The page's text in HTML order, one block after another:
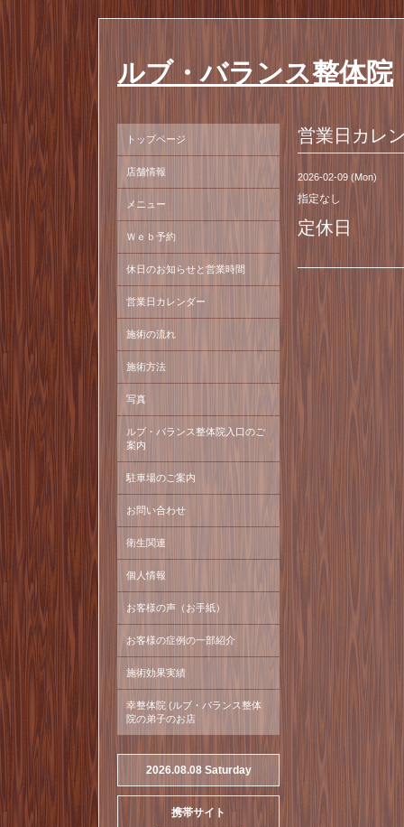
ルブ・バランス整体院
営業日カレ
2026-02-09 (Mon)
指定なし
定休日
トップページ
店舗情報
メニュー
Ｗｅｂ予約
休日のお知らせと営業時間
営業日カレンダー
施術の流れ
施術方法
写真
ルブ・バランス整体院入口のご
案内
駐車場のご案内
お問い合わせ
衛生関連
個人情報
お客様の声（お手紙）
お客様の症例の一部紹介
施術効果実績
幸整体院 (ルブ・バランス整体
院の弟子のお店
2026.08.08 Saturday
携帯サイト